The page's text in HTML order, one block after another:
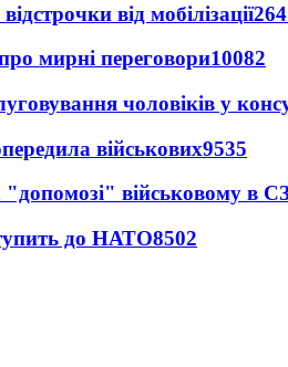
від мобілізації
мирні переговори10082
чоловіків у
військових9535
військовому в
до НАТО8502